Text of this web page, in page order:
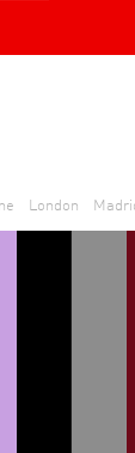
London